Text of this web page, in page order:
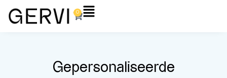
naar
0
Winkelwagen
Flyout
Gepersonaliseerde